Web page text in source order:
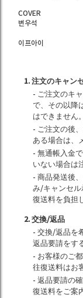
COVER
변우석
이프아이
1. 注文のキャン
- ご注文のキ
で、その以降
はできません。
- ご注文の後
ある場合は、
- 無通帳入金
いない場合は
- 商品発送後
み/キャンセ
復送料を負担
2. 交換/返品
- 交換/返品を
返品要請をす
- お客様のご
往復送料はお
- 返品要請の
復送料をご案